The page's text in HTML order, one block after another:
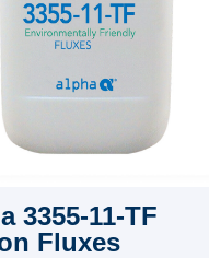
3355-11-TF
Fluxes